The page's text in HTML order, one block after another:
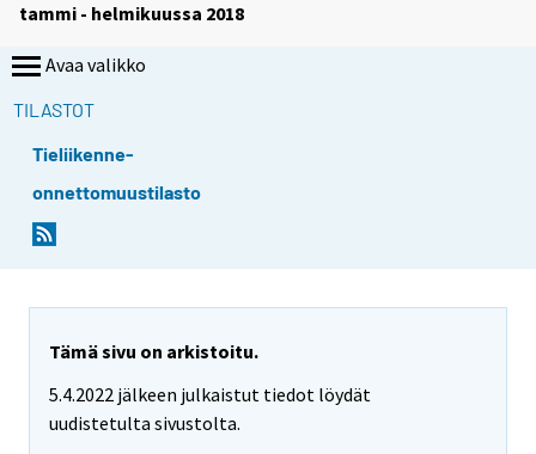
tammi - helmikuussa 2018
Avaa valikko
TILASTOT
Tieliikenne-
onnettomuustilasto
Tämä sivu on arkistoitu.
5.4.2022 jälkeen julkaistut tiedot löydät
uudistetulta sivustolta.